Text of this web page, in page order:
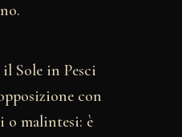
Sole in Pesci
con
o malintesi: è